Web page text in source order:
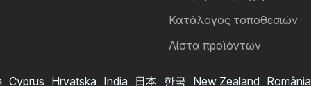
Κατάλογος τοποθεσιών
Λίστα προϊόντων
Cyprus Hrvatska India 日本 한국 New Zealand România